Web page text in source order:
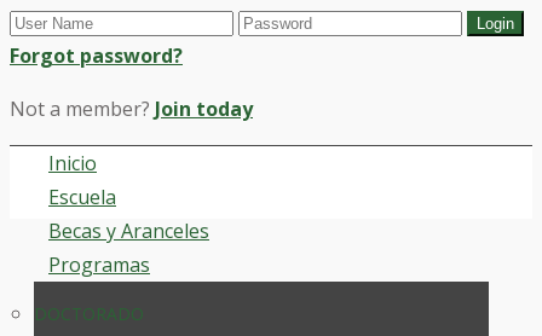
Forgot password?
Not a member? Join today
Inicio
Escuela
Becas y Aranceles
Programas
DOCTORADO